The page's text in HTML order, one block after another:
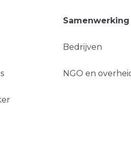
Samenwerking
Bedrijven
NGO en